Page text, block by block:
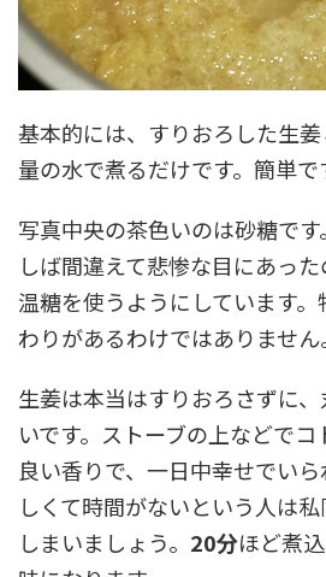
基本的には、すりおろした生
量の水で煮るだけです。簡単で
写真中央の茶色いのは砂糖で
しば間違えて悲惨な目にあっ
温糖を使うようにしています
わりがあるわけではありません
生姜は本当はすりおろさずに
いです。ストーブの上などで
良い香りで、一日中幸せでい
しくて時間がないという人は
しまいましょう。 20分ほど煮